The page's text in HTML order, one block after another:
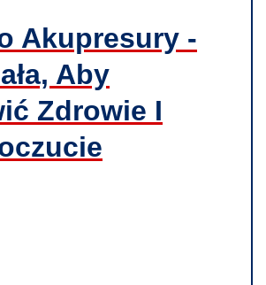
Akupresury -
Aby
Zdrowie I